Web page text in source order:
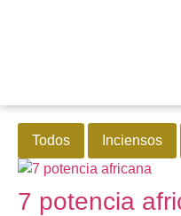
Todos Inciensos
7 potencia